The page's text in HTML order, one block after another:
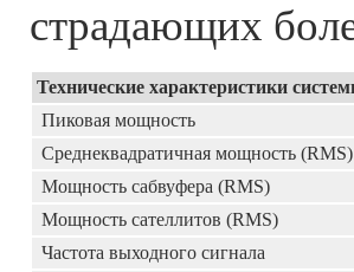
страдающих
Технические характеристики
Пиковая мощность
Среднеквадратичная мощность (RMS)
Мощность сабвуфера (RMS)
Мощность сателлитов (RMS)
Частота выходного сигнала